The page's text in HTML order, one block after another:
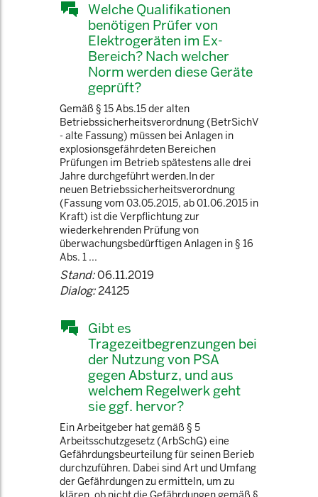
Welche Qualifikationen
benötigen Prüfer von
Elektrogeräten im Ex-
Bereich? Nach welcher
Norm werden diese Geräte
geprüft?
Gemäß § 15 Abs.15 der alten
Betriebssicherheitsverordnung (BetrSichV
- alte Fassung) müssen bei Anlagen in
explosionsgefährdeten Bereichen
Prüfungen im Betrieb spätestens alle drei
Jahre durchgeführt werden.In der
neuen Betriebssicherheitsverordnung
(Fassung vom 03.05.2015, ab 01.06.2015 in
Kraft) ist die Verpflichtung zur
wiederkehrenden Prüfung von
überwachungsbedürftigen Anlagen in § 16
Abs. 1 ...
Stand:06.11.2019
Dialog:24125
Gibt es
Tragezeitbegrenzungen bei
der Nutzung von PSA
gegen Absturz, und aus
welchem Regelwerk geht
sie ggf. hervor?
Ein Arbeitgeber hat gemäß § 5
Arbeitsschutzgesetz (ArbSchG) eine
Gefährdungsbeurteilung für seinen Berieb
durchzuführen. Dabei sind Art und Umfang
der Gefährdungen zu ermitteln, um zu